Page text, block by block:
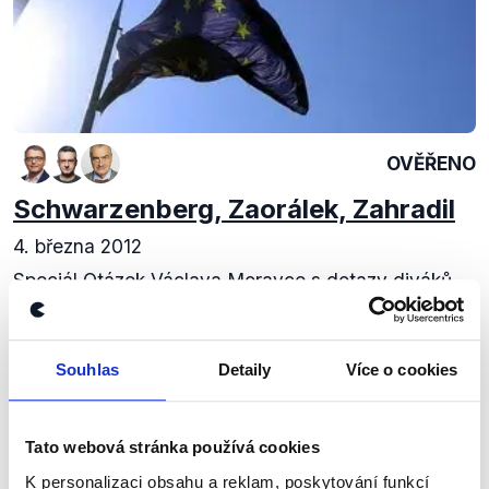
Souhlas Detaily Více o cookies
Tato webová stránka používá cookies
K personalizaci obsahu a reklam, poskytování funkcí
OVĚŘENO
Schwarzenberg, Zaorálek, Zahradil
4. března 2012
Speciál Otázek Václava Moravce s dotazy diváků
byl zaměřen na Evropskou unii. Největší diskuze se
samozřejmě vedla okolo nepodepsání fiskálního
paktu premiérem Petrem Nečasem. Toto...
Číst dál